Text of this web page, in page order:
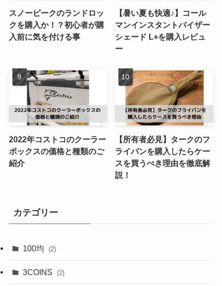
スノーピークのランドロッ
クを購入か！？初心者が購
入前に気を付ける事
【暑い夏も快適♪】コール
マンインスタントバイザー
シェード L+を購入レビュ
ー
2022年コストコのクーラー
ボックスの価格と種類のご
紹介
【所有者必見】タークのフ
ライパンを購入したらケー
スを買うべき理由を徹底解
説！
カテゴリー
100均 (2)
3COINS (2)